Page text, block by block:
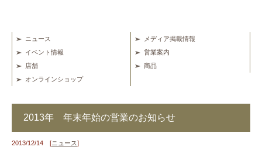
ニュース
メディア掲載情報
イベント情報
営業案内
店舗
商品
オンラインショップ
2013年 年末年始の営業のお知らせ
2013/12/14 [ニュース]